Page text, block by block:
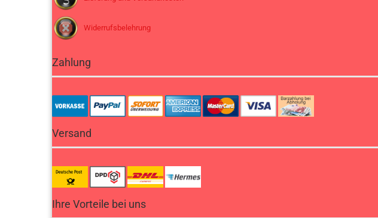
Widerrufsbelehrung
Zahlung
Versand
Ihre Vorteile bei uns